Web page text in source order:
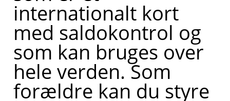
internationalt kort
med saldokontrol og
som kan bruges over
hele verden. Som
forældre kan du styre